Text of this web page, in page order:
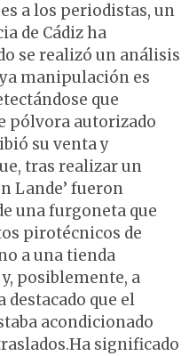
a los periodistas, un
de Cádiz ha
se realizó un análisis
manipulación es
que
pólvora autorizado
su venta y
tras realizar un
Lande’ fueron
una furgoneta que
pirotécnicos de
a una tienda
posiblemente, a
que el
acondicionado
significado